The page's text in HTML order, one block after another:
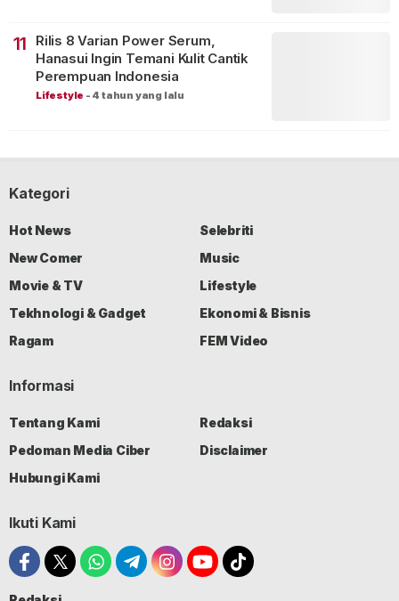
11
Rilis 8 Varian Power Serum,
Hanasui Ingin Temani Kulit Cantik
Perempuan Indonesia
Lifestyle - 4 tahun yang lalu
Kategori
Hot News
Selebriti
New Comer
Music
Movie & TV
Lifestyle
Tekhnologi & Gadget
Ekonomi & Bisnis
Ragam
FEM Video
Informasi
Tentang Kami
Redaksi
Pedoman Media Ciber
Disclaimer
Hubungi Kami
Ikuti Kami